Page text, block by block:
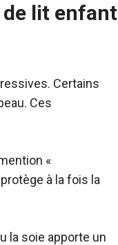
de lit enfant
Certains
Ces
«
à la fois la
la soie apporte un